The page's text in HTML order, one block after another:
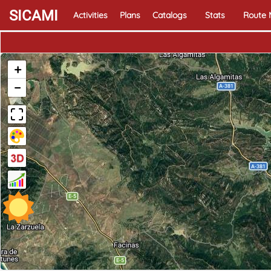
SICAMI Activities Plans Catalogs Stats Route
+
−